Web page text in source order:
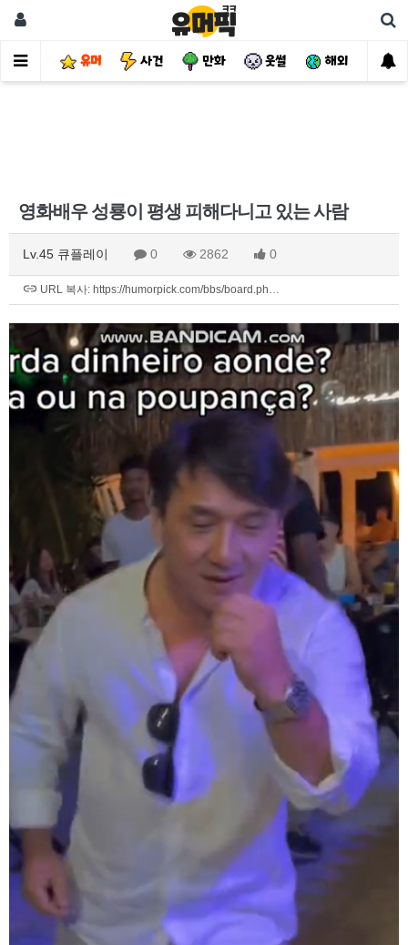
유머 사건 만화 웃썰 해외 핫
영화배우 성룡이 평생 피해다니고 있는 사람
Lv.45 큐플레이 0 2862 0
URL 복사: https://humorpick.com/bbs/board.ph…